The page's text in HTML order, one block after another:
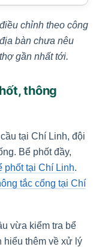
chỉnh theo công
bàn chưa nêu
gần nhất tới.
thông
tại Chí Linh, đội
Bể phốt đầy,
phốt tại Chí Linh.
tắc cống tại Chí
vừa kiểm tra bể
hiểu thêm về xử lý